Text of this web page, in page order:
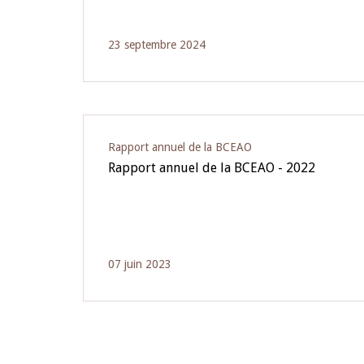
23 septembre 2024
Rapport annuel de la BCEAO
Rapport annuel de la BCEAO - 2022
07 juin 2023